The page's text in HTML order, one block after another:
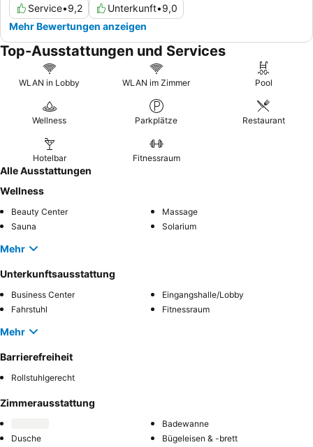
Service•9,2 Unterkunft•9,0
Mehr Bewertungen anzeigen
Top-Ausstattungen und Services
WLAN in Lobby WLAN im Zimmer Pool
Wellness Parkplätze Restaurant
Hotelbar Fitnessraum
Alle Ausstattungen
Wellness
Beauty Center
Massage
Sauna
Solarium
Mehr
Unterkunftsausstattung
Business Center
Eingangshalle/Lobby
Fahrstuhl
Fitnessraum
Mehr
Barrierefreiheit
Rollstuhlgerecht
Zimmerausstattung
Badewanne
Dusche
Bügeleisen & -brett